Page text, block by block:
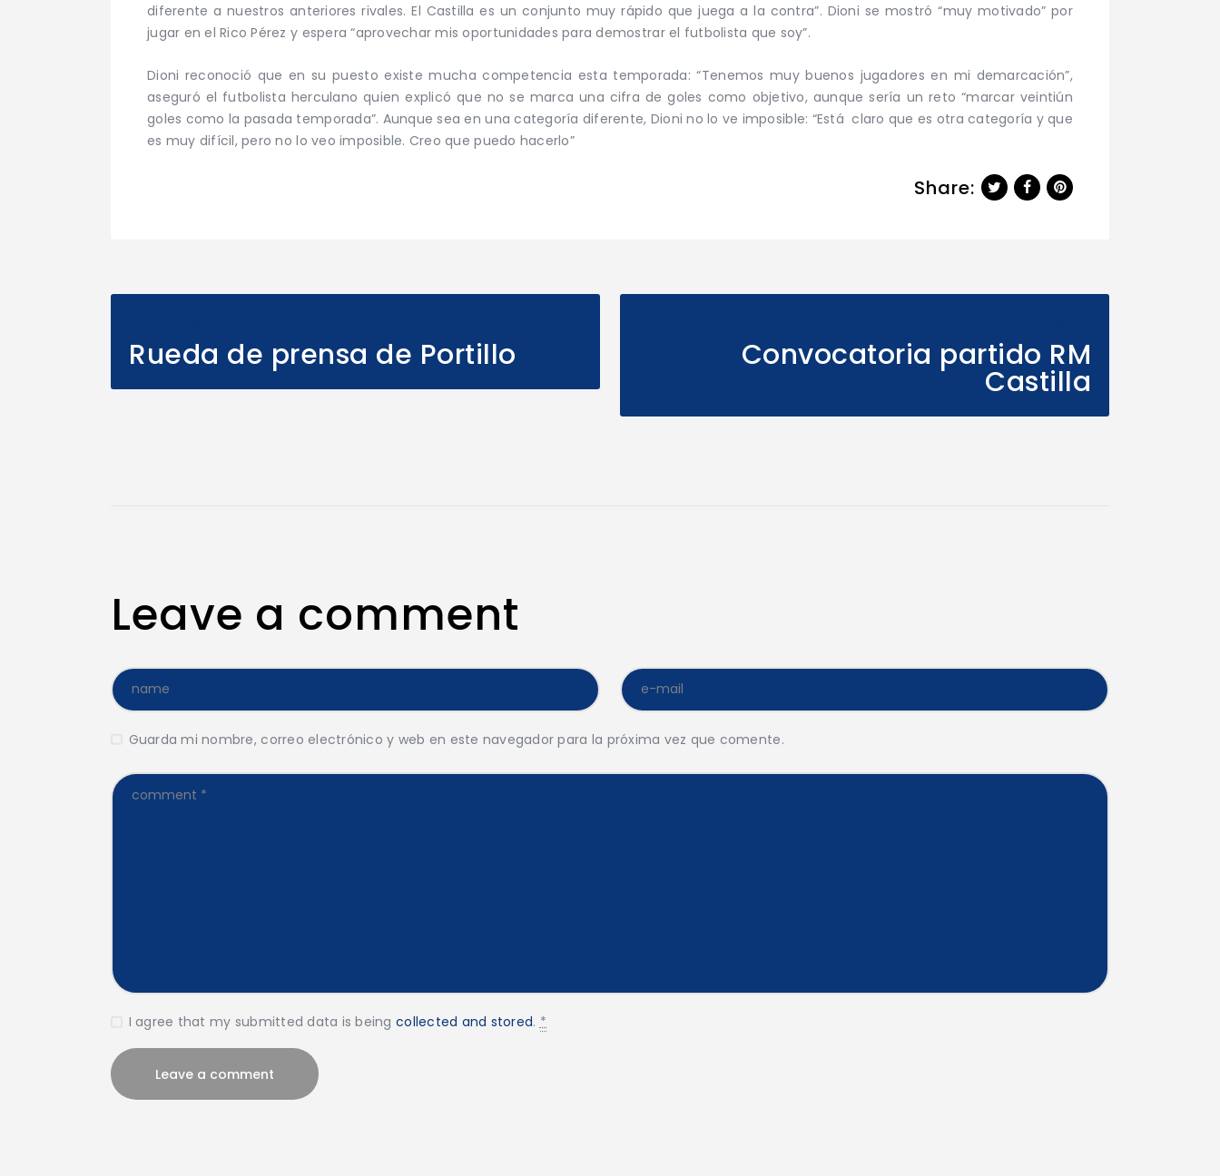
diferente a nuestros anteriores rivales. El Castilla es un conjunto muy rápido que juega a la contra”. Dioni se mostró “muy motivado” por
jugar en el Rico Pérez y espera “aprovechar mis oportunidades para demostrar el futbolista que soy”.
Dioni reconoció que en su puesto existe mucha competencia esta temporada: “Tenemos muy buenos jugadores en mi demarcación”,
aseguró el futbolista herculano quien explicó que no se marca una cifra de goles como objetivo, aunque sería un reto “marcar veintiún
goles como la pasada temporada”. Aunque sea en una categoría diferente, Dioni no lo ve imposible: “Está claro que es otra categoría y que
es muy difícil, pero no lo veo imposible. Creo que puedo hacerlo”
Share:
Rueda de prensa de Portillo Convocatoria partido RM
Castilla
Leave a comment
Guarda mi nombre, correo electrónico y web en este navegador para la próxima vez que comente.
I agree that my submitted data is being collected and stored. *